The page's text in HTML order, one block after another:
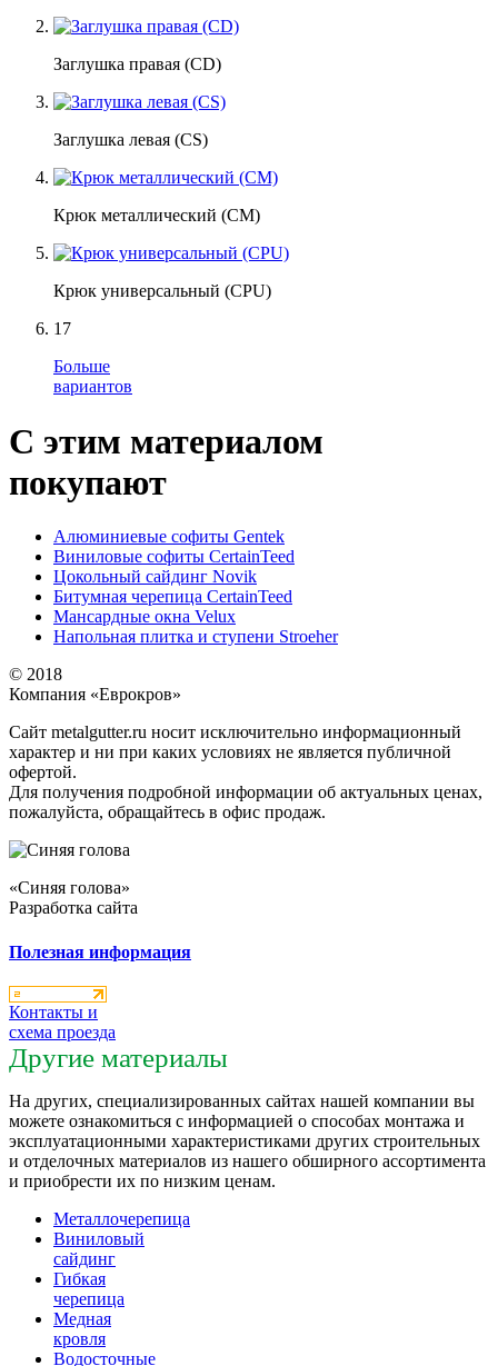
Заглушка правая (CD)
Заглушка левая (CS)
Крюк металлический (CM)
Крюк универсальный (CPU)
17
Больше
вариантов
С этим материалом
покупают
Алюминиевые софиты Gentek
Виниловые софиты CertainTeed
Цокольный сайдинг Novik
Битумная черепица CertainTeed
Мансардные окна Velux
Напольная плитка и ступени Stroeher
© 2018
Компания «Еврокров»
Сайт metalgutter.ru носит исключительно информационный
характер и ни при каких условиях не является публичной
офертой.
Для получения подробной информации об актуальных ценах,
пожалуйста, обращайтесь в офис продаж.
«Синяя голова»
Разработка сайта
Полезная информация
Контакты и
схема проезда
Другие материалы
На других, специализированных сайтах нашей компании вы
можете ознакомиться с информацией о способах монтажа и
эксплуатационными характеристиками других строительных
и отделочных материалов из нашего обширного ассортимента
и приобрести их по низким ценам.
Металлочерепица
Виниловый
сайдинг
Гибкая
черепица
Медная
кровля
Водосточные